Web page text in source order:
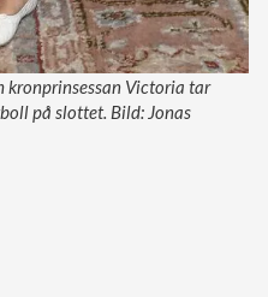
kronprinsessan Victoria tar
på slottet. Bild: Jonas